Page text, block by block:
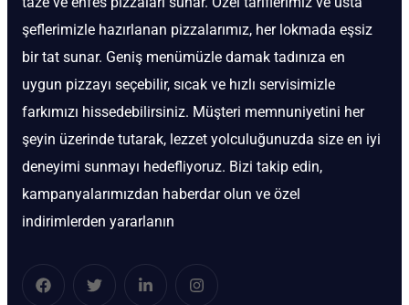
şeflerimizle hazırlanan pizzalarımız, her lokmada eşsiz
bir tat sunar. Geniş menümüzle damak tadınıza en
uygun pizzayı seçebilir, sıcak ve hızlı servisimizle
farkımızı hissedebilirsiniz. Müşteri memnuniyetini her
şeyin üzerinde tutarak, lezzet yolculuğunuzda size en iyi
deneyimi sunmayı hedefliyoruz. Bizi takip edin,
kampanyalarımızdan haberdar olun ve özel
indirimlerden yararlanın